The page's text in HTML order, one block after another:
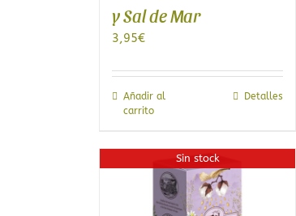
y Sal de Mar
3,95€
Añadir al
carrito
Detalles
Sin stock